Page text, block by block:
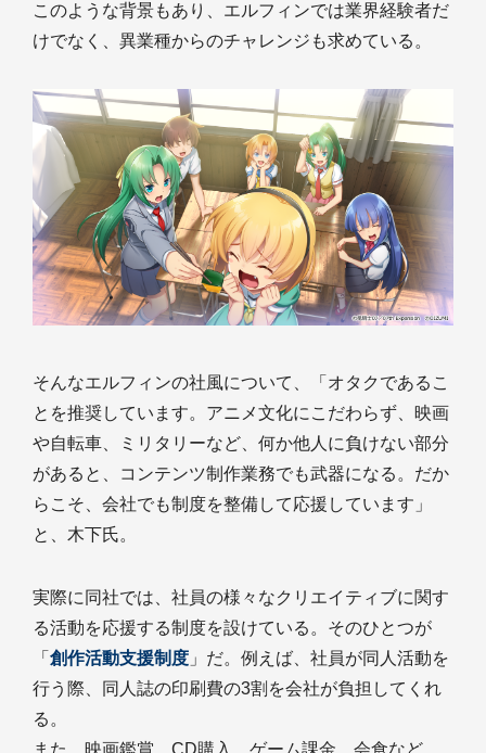
このような背景もあり、エルフィンでは業界経験者だ
けでなく、異業種からのチャレンジも求めている。
そんなエルフィンの社風について、「オタクであるこ
とを推奨しています。アニメ文化にこだわらず、映画
や自転車、ミリタリーなど、何か他人に負けない部分
があると、コンテンツ制作業務でも武器になる。だか
らこそ、会社でも制度を整備して応援しています」
と、木下氏。
実際に同社では、社員の様々なクリエイティブに関す
る活動を応援する制度を設けている。そのひとつが
「 創作活動支援制度 」だ。例えば、社員が同人活動を
行う際、同人誌の印刷費の3割を会社が負担してくれ
る。